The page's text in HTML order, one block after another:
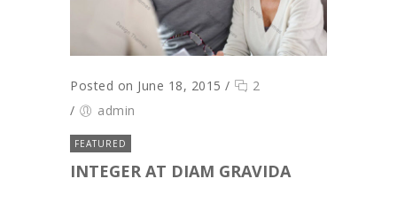
Posted on June 18, 2015 /
2
/
admin
FEATURED
INTEGER AT DIAM GRAVIDA